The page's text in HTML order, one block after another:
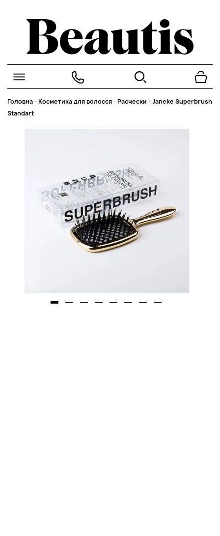
Головна-Косметика для волосся-Расчески -Janeke Superbrush
Standart